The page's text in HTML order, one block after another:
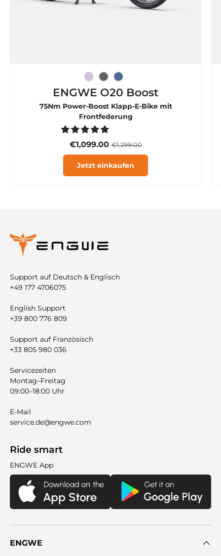
ENGWE O20 Boost
75Nm Power-Boost Klapp-E-Bike mit
Frontfederung
€1,099.00€1,299.00
Jetzt einkaufen
Support auf Deutsch & Englisch
+49 177 4706075
English Support
+39 800 776 809
Support auf Französisch
+33 805 980 036
Servicezeiten
Montag–Freitag
09:00–18:00 Uhr
E-Mail
service.de@engwe.com
Ride smart
ENGWE App
ENGWE